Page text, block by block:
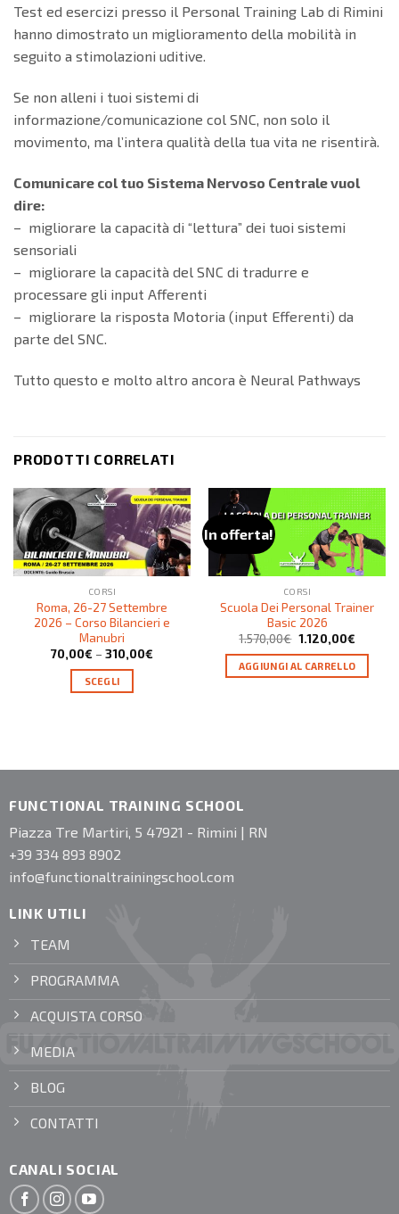
Test ed esercizi presso il Personal Training Lab di Rimini
hanno dimostrato un miglioramento della mobilità in
seguito a stimolazioni uditive.
Se non alleni i tuoi sistemi di
informazione/comunicazione col SNC, non solo il
movimento, ma l’intera qualità della tua vita ne risentirà.
Comunicare col tuo Sistema Nervoso Centrale vuol
dire:
– migliorare la capacità di “lettura” dei tuoi sistemi
sensoriali
– migliorare la capacità del SNC di tradurre e
processare gli input Afferenti
– migliorare la risposta Motoria (input Efferenti) da
parte del SNC.
Tutto questo e molto altro ancora è Neural Pathways
PRODOTTI CORRELATI
CORSI
Roma, 26-27 Settembre
2026 – Corso Bilancieri e
Manubri
70,00€ – 310,00€
SCEGLI
In offerta!
CORSI
Scuola Dei Personal Trainer
Basic 2026
1.570,00€ 1.120,00€
AGGIUNGI AL CARRELLO
FUNCTIONAL TRAINING SCHOOL
Piazza Tre Martiri, 5 47921 - Rimini | RN
+39 334 893 8902
info@functionaltrainingschool.com
LINK UTILI
TEAM
PROGRAMMA
ACQUISTA CORSO
MEDIA
BLOG
CONTATTI
CANALI SOCIAL